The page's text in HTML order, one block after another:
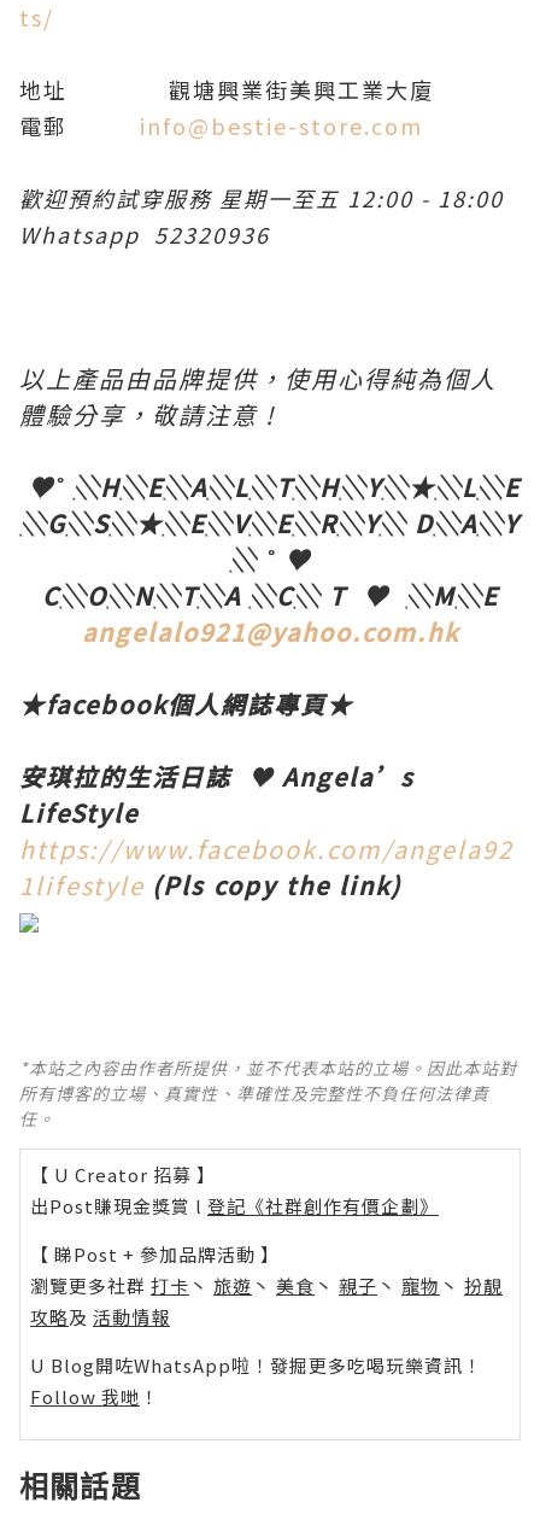
ts/
地址
觀塘興業街美興工業大廈
電郵
info@bestie-store.com
歡迎預約試穿服務 星期一至五 12:00 - 18:00
Whatsapp 52320936
以上產品由品牌提供，使用心得純為個人
體驗分享，敬請注意 !
♥˚ ░H░E░A░L░T░H░Y░★░L░E
░G░S░★░E░V░E░R░Y░D░A░Y
░˚ ♥
C░O░N░T░A ░C░T ♥ ░M░E
angelalo921@yahoo.com.hk
★facebook個人網誌專頁★
安琪拉的生活日誌 ♥ Angela’s
LifeStyle
https://www.facebook.com/angela92
1lifestyle (Pls copy the link)
*本站之內容由作者所提供，並不代表本站的立場。因此本站對
所有博客的立場、真實性、準確性及完整性不負任何法律責
任。
【 U Creator 招募 】
出Post賺現金獎賞 l 登記《社群創作有價企劃》
【 睇Post + 參加品牌活動 】
瀏覽更多社群 打卡 丶 旅遊 丶 美食 丶 親子 丶 寵物 丶 扮靚
攻略及 活動情報
U Blog開咗WhatsApp啦！發掘更多吃喝玩樂資訊！
Follow 我哋 ！
相關話題